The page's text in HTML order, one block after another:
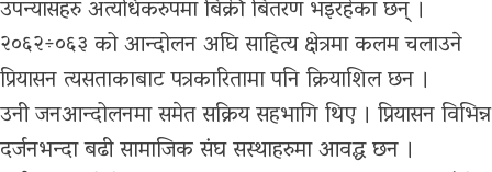
उपन्यासहरु अत्यधिकरुपमा बिक्री बितरण भइरहेका छन् ।
२०६२÷०६३ को आन्दोलन अघि साहित्य क्षेत्रमा कलम चलाउने
प्रियासन त्यसताकाबाट पत्रकारितामा पनि क्रियाशिल छन ।
उनी जनआन्दोलनमा समेत सक्रिय सहभागि थिए । प्रियासन विभिन्न
दर्जनभन्दा बढी सामाजिक संघ सस्थाहरुमा आवद्ध छन ।